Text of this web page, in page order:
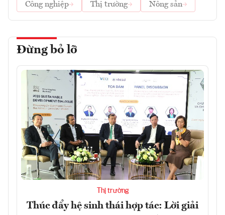
Công nghiệp
Thị trường Nông sản
Đừng bỏ lỡ
Thị trường
Thúc đẩy hệ sinh thái hợp tác: Lời giải